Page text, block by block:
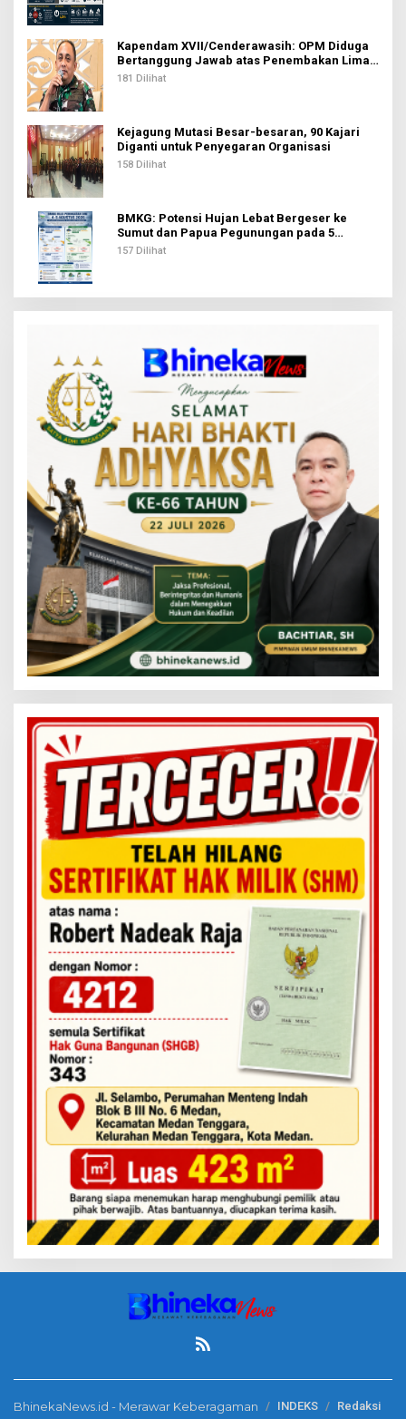
Kapendam XVII/Cenderawasih: OPM Diduga
Bertanggung Jawab atas Penembakan Lima
Pekerja di Tolikara
181 Dilihat
Kejagung Mutasi Besar-besaran, 90 Kajari
Diganti untuk Penyegaran Organisasi
158 Dilihat
BMKG: Potensi Hujan Lebat Bergeser ke
Sumut dan Papua Pegunungan pada 5
Agustus
157 Dilihat
BhinekaNews.id - Merawar Keberagaman INDEKS Redaksi